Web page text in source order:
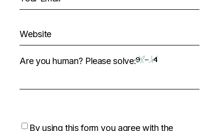
Are you human? Please solve:
By using this form you agree with the